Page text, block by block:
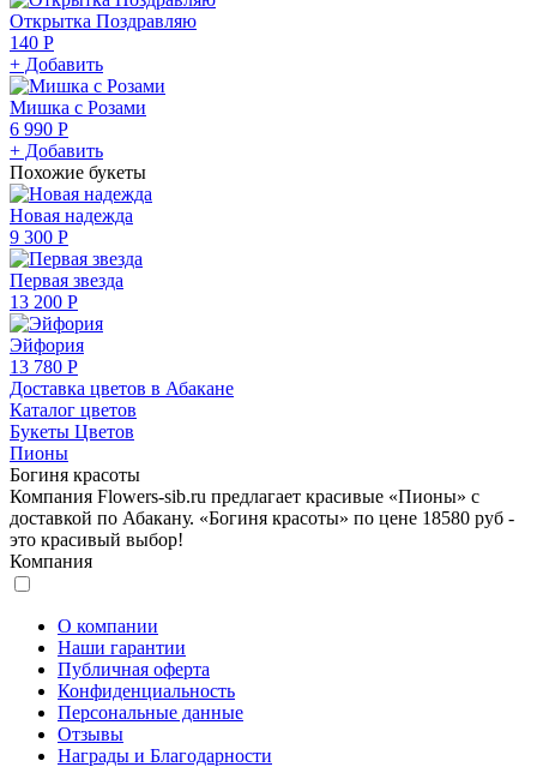
Открытка Поздравляю
140 Р
+ Добавить
Мишка с Розами
6 990 Р
+ Добавить
Похожие букеты
Новая надежда
9 300 Р
Первая звезда
13 200 Р
Эйфория
13 780 Р
Доставка цветов в Абакане
Каталог цветов
Букеты Цветов
Пионы
Богиня красоты
Компания Flowers-sib.ru предлагает красивые «Пионы» с
доставкой по Абакану. «Богиня красоты» по цене 18580 руб -
это красивый выбор!
Компания
О компании
Наши гарантии
Публичная оферта
Конфиденциальность
Персональные данные
Отзывы
Награды и Благодарности